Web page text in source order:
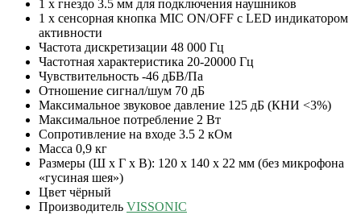
1 x гнездо 3.5 мм для подключения наушников
1 x сенсорная кнопка MIC ON/OFF с LED индикатором
активности
Частота дискретизации 48 000 Гц
Частотная характеристика 20-20000 Гц
Чувствительность -46 дБВ/Па
Отношение сигнал/шум 70 дБ
Максимальное звуковое давление 125 дБ (КНИ <3%)
Максимальное потребление 2 Вт
Сопротивление на входе 3.5 2 кОм
Масса 0,9 кг
Размеры (Ш х Г х В): 120 х 140 х 22 мм (без микрофона
«гусиная шея»)
Цвет чёрный
Производитель VISSONIC